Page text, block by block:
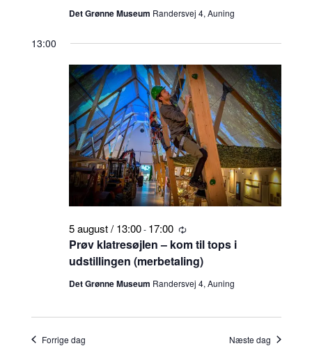
Det Grønne Museum Randersvej 4, Auning
13:00
Prøv klatresøjlen – kom til tops i
udstillingen (merbetaling)
5 august / 13:00- 17:00 Tilbagevendende
Det Grønne Museum Randersvej 4, Auning
Forrige dag Næste dag